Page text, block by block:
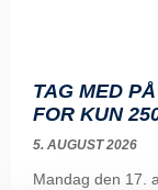
TAG MED
FOR KUN
5. AUGUST 2026
Mandag den 17.